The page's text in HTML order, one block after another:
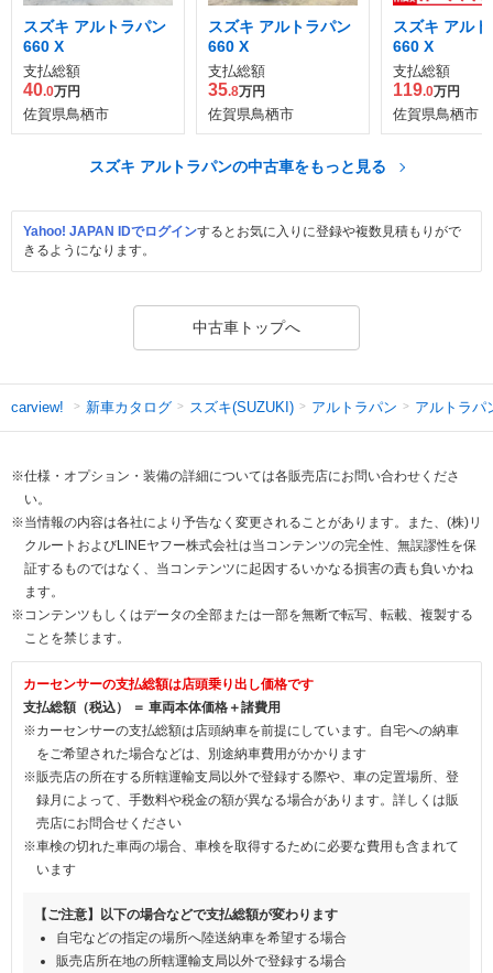
スズキ アルトラパン
660 X
支払総額
40.0万円
佐賀県鳥栖市
スズキ アルトラパン
660 X
支払総額
35.8万円
佐賀県鳥栖市
スズキ アル
660 X
支払総額
119.0万円
佐賀県鳥栖市
スズキ アルトラパンの中古車をもっと見る
Yahoo! JAPAN IDでログインするとお気に入りに登録や複数見積もりがで
きるようになります。
中古車トップへ
carview! 新車カタログ スズキ(SUZUKI) アルトラパン アルトラパ
※仕様・オプション・装備の詳細については各販売店にお問い合わせくださ
い。
※当情報の内容は各社により予告なく変更されることがあります。また、(株)リ
クルートおよびLINEヤフー株式会社は当コンテンツの完全性、無誤謬性を保
証するものではなく、当コンテンツに起因するいかなる損害の責も負いかね
ます。
※コンテンツもしくはデータの全部または一部を無断で転写、転載、複製する
ことを禁じます。
カーセンサーの支払総額は店頭乗り出し価格です
支払総額（税込） ＝ 車両本体価格＋諸費用
※カーセンサーの支払総額は店頭納車を前提にしています。自宅への納車
をご希望された場合などは、別途納車費用がかかります
※販売店の所在する所轄運輸支局以外で登録する際や、車の定置場所、登
録月によって、手数料や税金の額が異なる場合があります。詳しくは販
売店にお問合せください
※車検の切れた車両の場合、車検を取得するために必要な費用も含まれて
います
【ご注意】以下の場合などで支払総額が変わります
自宅などの指定の場所へ陸送納車を希望する場合
販売店所在地の所轄運輸支局以外で登録する場合